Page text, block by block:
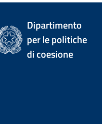
Dipartimento
per le politiche
di coesione